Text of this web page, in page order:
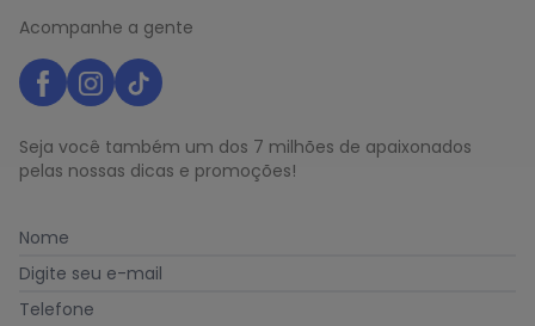
Acompanhe a gente
Seja você também um dos 7 milhões de apaixonados
pelas nossas dicas e promoções!
Nome
Digite seu e-mail
Telefone